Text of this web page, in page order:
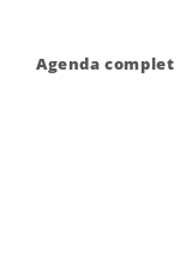
Agenda complet